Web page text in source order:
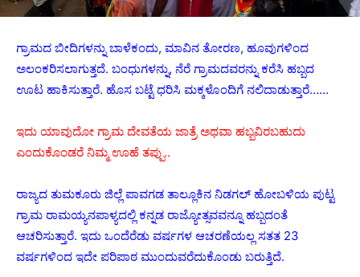
ಗ್ರಾಮದ ಬೀದಿಗಳನ್ನು ಬಾಳೆಕಂದು, ಮಾವಿನ ತೋರಣ, ಹೂವುಗಳಿಂದ
ಅಲಂಕರಿಸಲಾಗುತ್ತದೆ. ಬಂಧುಗಳನ್ನು, ನೆರೆ ಗ್ರಾಮದವರನ್ನು ಕರೆಸಿ ಹಬ್ಬದ
ಊಟ ಹಾಕಿಸುತ್ತಾರೆ. ಹೊಸ ಬಟ್ಟೆ ಧರಿಸಿ ಮಕ್ಕಳೊಂದಿಗೆ ನಲಿದಾಡುತ್ತಾರೆ……
ಇದು ಯಾವುದೋ ಗ್ರಾಮ ದೇವತೆಯ ಜಾತ್ರೆ ಅಥವಾ ಹಬ್ಬವಿರಬಹುದು
ಎಂದುಕೊಂಡರೆ ನಿಮ್ಮ ಊಹೆ ತಪ್ಪು..
ರಾಜ್ಯದ ತುಮಕೂರು ಜಿಲ್ಲೆ ಪಾವಗಡ ತಾಲ್ಲೂಕಿನ ನಿಡಗಲ್ ಹೋಬಳಿಯ ಪುಟ್ಟ
ಗ್ರಾಮ ರಾಮಯ್ಯನಪಾಳ್ಯದಲ್ಲಿ ಕನ್ನಡ ರಾಜ್ಯೋತ್ಸವವನ್ನೂ ಹಬ್ಬದಂತೆ
ಆಚರಿಸುತ್ತಾರೆ. ಇದು ಒಂದೆರೆಡು ವರ್ಷಗಳ ಆಚರಣೆಯಲ್ಲ ಸತತ 23
ವರ್ಷಗಳಿಂದ ಇದೇ ಪರಿಪಾಠ ಮುಂದುವರೆದುಕೊಂಡು ಬರುತ್ತಿದೆ.